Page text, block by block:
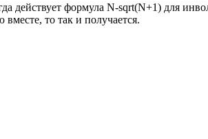
действует формула N-sqrt(N+1) для
то так и получается.